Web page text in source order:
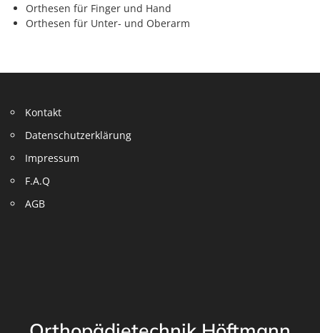
Orthesen für Finger und Hand
Orthesen für Unter- und Oberarm
Kontakt
Datenschutzerklärung
Impressum
F.A.Q
AGB